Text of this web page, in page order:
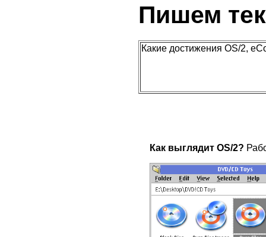
Пишем
Какие достижения OS/2,
Как выглядит OS/2?